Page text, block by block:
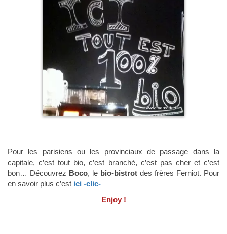
Pour les parisiens ou les provinciaux de passage dans la
capitale, c’est tout bio, c’est branché, c’est pas cher et c’est
bon… Découvrez Boco, le bio-bistrot des frères Ferniot. Pour
en savoir plus c’est ici -clic-
Enjoy !